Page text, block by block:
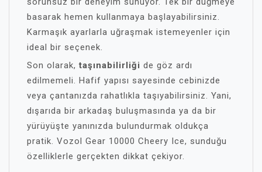
basarak hemen kullanmaya başlayabilirsiniz.
Karmaşık ayarlarla uğraşmak istemeyenler için
ideal bir seçenek.
Son olarak,taşınabilirliği de göz ardı
edilmemeli. Hafif yapısı sayesinde cebinizde
veya çantanızda rahatlıkla taşıyabilirsiniz. Yani,
dışarıda bir arkadaş buluşmasında ya da bir
yürüyüşte yanınızda bulundurmak oldukça
pratik. Vozol Gear 10000 Cheery Ice, sunduğu
özelliklerle gerçekten dikkat çekiyor.